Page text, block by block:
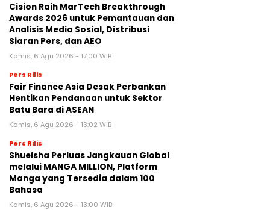
Cision Raih MarTech Breakthrough
Awards 2026 untuk Pemantauan dan
Analisis Media Sosial, Distribusi
Siaran Pers, dan AEO
Kamis, 6 Agu 2026 - 17:00 WIB
Pers Rilis
Fair Finance Asia Desak Perbankan
Hentikan Pendanaan untuk Sektor
Batu Bara di ASEAN
Kamis, 6 Agu 2026 - 13:02 WIB
Pers Rilis
Shueisha Perluas Jangkauan Global
melalui MANGA MILLION, Platform
Manga yang Tersedia dalam 100
Bahasa
Kamis, 6 Agu 2026 - 13:00 WIB